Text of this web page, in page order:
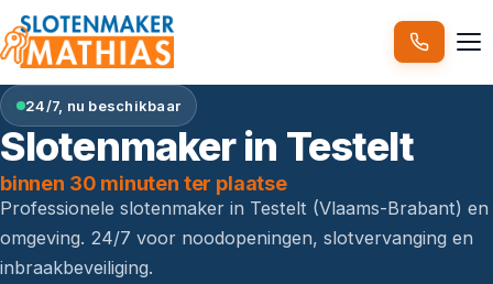
24/7, nu beschikbaar
Slotenmaker in Testelt
binnen 30 minuten ter plaatse
Professionele slotenmaker in Testelt (Vlaams-Brabant) en
omgeving. 24/7 voor noodopeningen, slotvervanging en
inbraakbeveiliging.